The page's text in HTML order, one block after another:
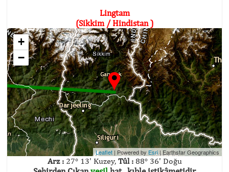
Lingtam
(Sikkim / Hindistan )
+
−
Leaflet | Powered by Esri| Earthstar Geographics
Arz :27° 13' Kuzey, Tûl :88° 36' Doğu